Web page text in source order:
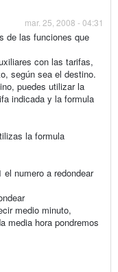
mar. 25, 2008 - 04:31
de las funciones que
con las tarifas,
según sea el destino.
puedes utilizar la
indicada y la formula
la formula
numero a redondear
medio minuto,
media hora pondremos